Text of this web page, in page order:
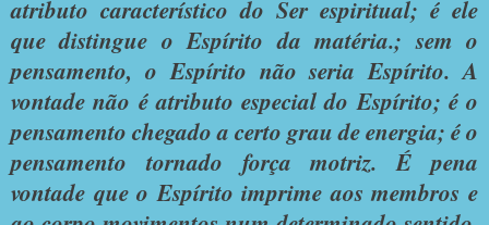
atributo característico do Ser espiritual; é ele
que distingue o Espírito da matéria.; sem o
pensamento, o Espírito não seria Espírito. A
vontade não é atributo especial do Espírito; é o
pensamento chegado a certo grau de energia; é o
pensamento tornado força motriz. É pena
vontade que o Espírito imprime aos membros e